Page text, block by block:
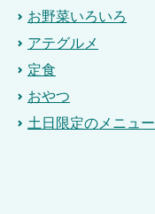
お野菜いろいろ
アテグルメ
定食
おやつ
土日限定のメニュー